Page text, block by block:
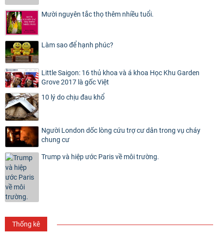
Mười nguyên tắc thọ thêm nhiều tuổi.
Làm sao để hạnh phúc?
Little Saigon: 16 thủ khoa và á khoa Học Khu Garden
Grove 2017 là gốc Việt
10 lý do chịu đau khổ
Người London dốc lòng cứu trợ cư dân trong vụ cháy
chung cư
Trump và hiệp ước Paris về môi trường.
Thống kê